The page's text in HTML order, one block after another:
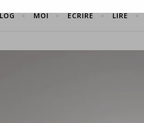
MOI ÉCRIRE LIRE